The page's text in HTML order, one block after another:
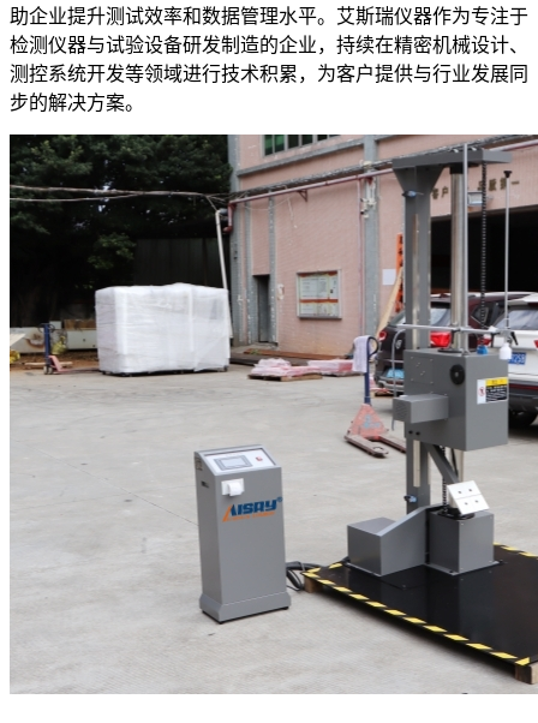
助企业提升测试效率和数据管理水平。艾斯瑞仪器作为专注于
检测仪器与试验设备研发制造的企业，持续在精密机械设计、
测控系统开发等领域进行技术积累，为客户提供与行业发展同
步的解决方案。